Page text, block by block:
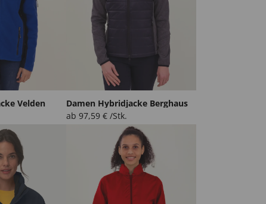
Velden
Damen Hybridjacke Berghaus
ab 97,59 € /Stk.